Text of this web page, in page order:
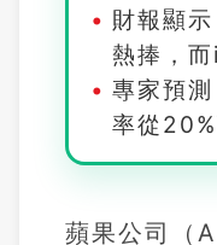
財報顯
熱捧，
專家預
率從20%
蘋果公司（